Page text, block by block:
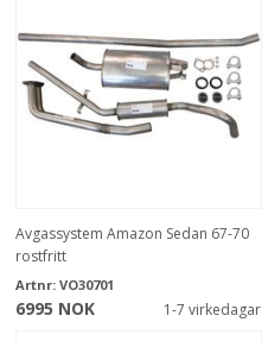
Avgassystem Amazon Sedan 67-70
rostfritt
Artnr: VO30701
6995 NOK 1-7 virkedagar